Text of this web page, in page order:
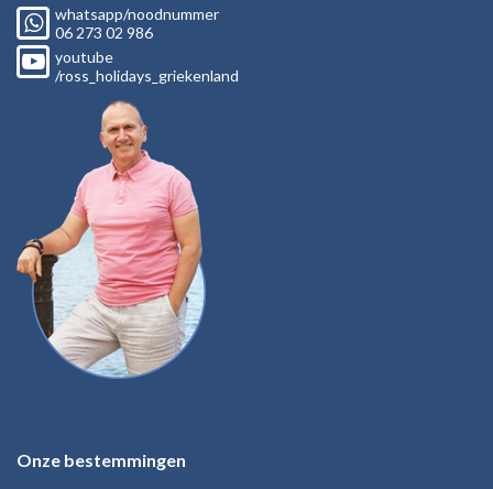
whatsapp/noodnummer
06 273 02 986
youtube
/ross_holidays_griekenland
Onze bestemmingen